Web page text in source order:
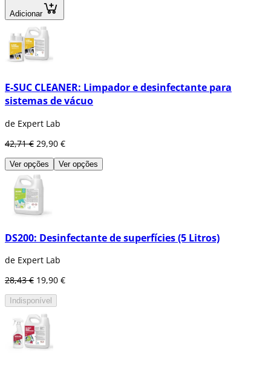
Adicionar
E-SUC CLEANER: Limpador e desinfectante para
sistemas de vácuo
de Expert Lab
42,71 € 29,90 €
Ver opções Ver opções
DS200: Desinfectante de superfícies (5 Litros)
de Expert Lab
28,43 € 19,90 €
Indisponível